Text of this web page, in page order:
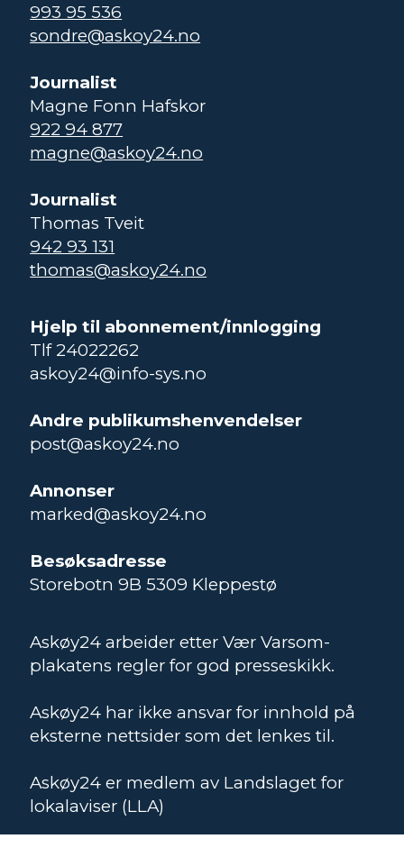
993 95 536
sondre@askoy24.no
Journalist
Magne Fonn Hafskor
922 94 877
magne@askoy24.no
Journalist
Thomas Tveit
942 93 131
thomas@askoy24.no
Hjelp til abonnement/innlogging
Tlf 24022262
askoy24@info-sys.no
Andre publikumshenvendelser
post@askoy24.no
Annonser
marked@askoy24.no
Besøksadresse
Storebotn 9B 5309 Kleppestø
Askøy24 arbeider etter Vær Varsom-
plakatens regler for god presseskikk.
Askøy24 har ikke ansvar for innhold på
eksterne nettsider som det lenkes til.
Askøy24 er medlem av Landslaget for
lokalaviser (LLA)